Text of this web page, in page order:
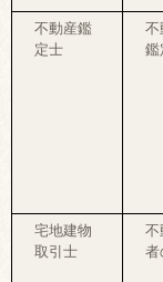
不動産鑑
定士
不
鑑
宅地建物
取引士
不
者